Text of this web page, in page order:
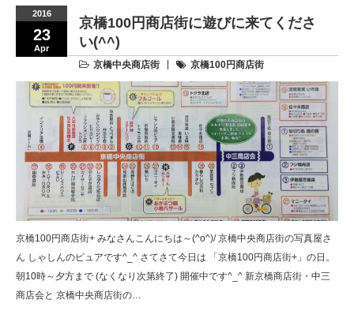
2016
23
Apr
京橋100円商店街に遊びに来てくださ
い(^^)
京橋中央商店街 京橋100円商店街
京橋100円商店街+ みなさんこんにちは～(^o^)/ 京橋中央商店街の写真屋さ
ん しゃしんのピュアです^_^ さてさて今日は 「京橋100円商店街+」の日。
朝10時～夕方まで (なくなり次第終了) 開催中です^_^ 新京橋商店街・中三
商店会と 京橋中央商店街の…